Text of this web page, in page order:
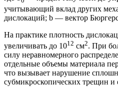
учитывающий вклад других
дислокаций; b — вектор
На практике плотность
увеличивать до 1012 см2. При
силу неравномерного
отдельные объемы материала
что вызывает нарушение
субмикроскопических трещин